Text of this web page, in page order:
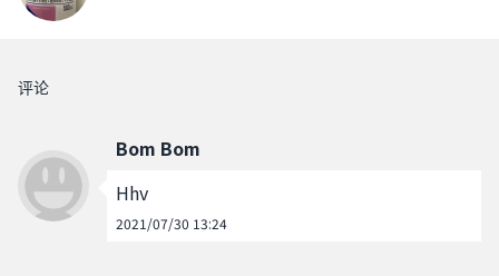
评论
Bom Bom
Hhv
2021/07/30 13:24